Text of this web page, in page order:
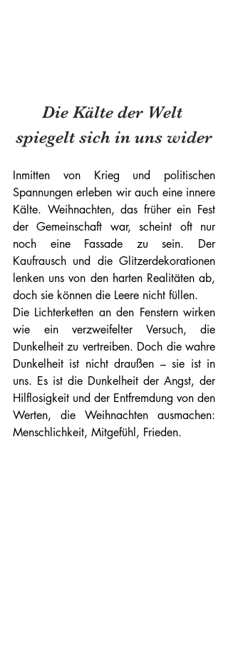
Die Kälte der Welt
spiegelt sich in uns wider
Inmitten von Krieg und politischen
Spannungen erleben wir auch eine innere
Kälte. Weihnachten, das früher ein Fest
der Gemeinschaft war, scheint oft nur
noch eine Fassade zu sein. Der
Kaufrausch und die Glitzerdekorationen
lenken uns von den harten Realitäten ab,
doch sie können die Leere nicht füllen.
Die Lichterketten an den Fenstern wirken
wie ein verzweifelter Versuch, die
Dunkelheit zu vertreiben. Doch die wahre
Dunkelheit ist nicht draußen – sie ist in
uns. Es ist die Dunkelheit der Angst, der
Hilflosigkeit und der Entfremdung von den
Werten, die Weihnachten ausmachen:
Menschlichkeit, Mitgefühl, Frieden.